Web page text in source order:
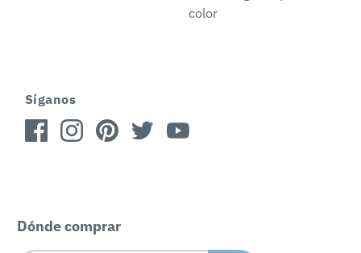
color
Síganos
Dónde comprar